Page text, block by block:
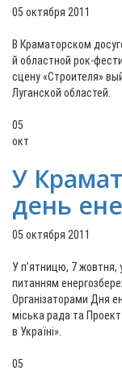
05 октября 2011
В Краматорском
й областной рок-
сцену «Строителя»
Луганской областей.
05
окт
У
день
05 октября 2011
У п’ятницю, 7 жовтня,
питанням
Організаторами Дня
міська рада та
в Україні».
05